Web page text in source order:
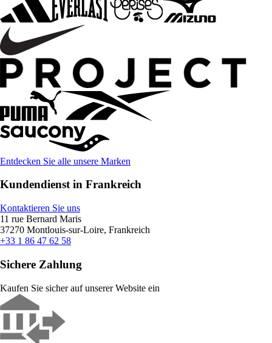
Entdecken Sie alle unsere Marken
Kundendienst in Frankreich
Kontaktieren Sie uns
11 rue Bernard Maris
37270 Montlouis-sur-Loire, Frankreich
+33 1 86 47 62 58
Sichere Zahlung
Kaufen Sie sicher auf unserer Website ein